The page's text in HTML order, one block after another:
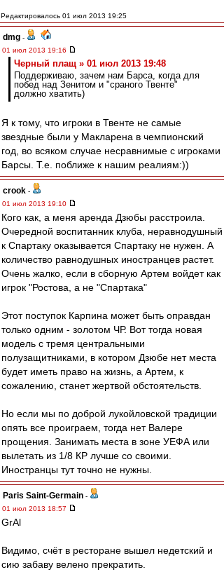
Редактировалось 01 июл 2013 19:25
dmg -
01 июл 2013 19:16
Черный плащ » 01 июл 2013 19:48
Поддерживаю, зачем нам Барса, когда для
побед над Зенитом и "сраного Твенте"
должно хватить)
Я к тому, что игроки в Твенте не самые
звездные были у Макларена в чемпионский
год, во всяком случае несравнимые с игроками
Барсы. Т.е. поближе к нашим реалиям:))
crook -
01 июл 2013 19:10
Кого как, а меня аренда Дзюбы расстроила.
Очередной воспитанник клуба, неравнодушный
к Спартаку оказывается Спартаку не нужен. А
количество равнодушных иностранцев растет.
Очень жалко, если в сборную Артем войдет как
игрок "Ростова, а не "Спартака"
Этот поступок Карпина может быть оправдан
только одним - золотом ЧР. Вот тогда новая
модель с тремя центральными
полузащитниками, в котором Дзюбе нет места
будет иметь право на жизнь, а Артем, к
сожалению, станет жертвой обстоятельств.
Но если мы по доброй лукойловской традиции
опять все проиграем, тогда нет Валере
прощения. Занимать места в зоне УЕФА или
вылетать из 1/8 КР лучше со своими.
Иностранцы тут точно не нужны.
Paris Saint-Germain -
01 июл 2013 18:57
GrAl
Видимо, счёт в ресторане вышел недетский и
сию забаву велено прекратить.